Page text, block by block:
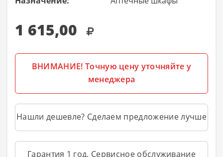
1 615,00
ВНИМАНИЕ! Точную цену уточняйте у
менеджера
Нашли дешевле? Сделаем предложение лучше
Гарантия 1 год. Сервисное обслуживание